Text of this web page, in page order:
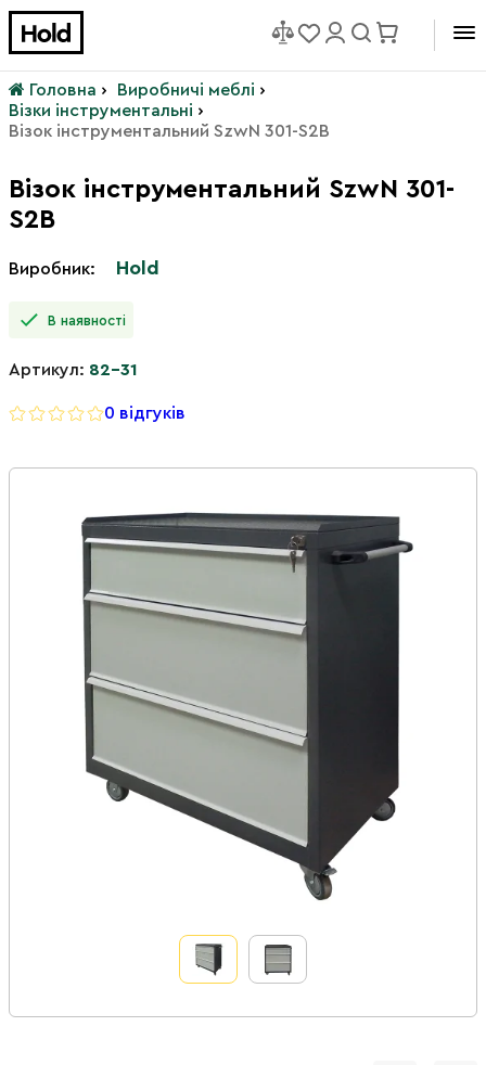
Головна › Виробничі меблі ›
Візки інструментальні ›
Візок інструментальний SzwN 301-S2B
Візок інструментальний SzwN 301-
S2B
Виробник: Hold
В наявності
Артикул: 82-31
0 відгуків